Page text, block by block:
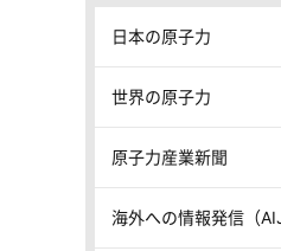
日本の原子力
世界の原子力
原子力産業新聞
海外への情報発信（AIJ